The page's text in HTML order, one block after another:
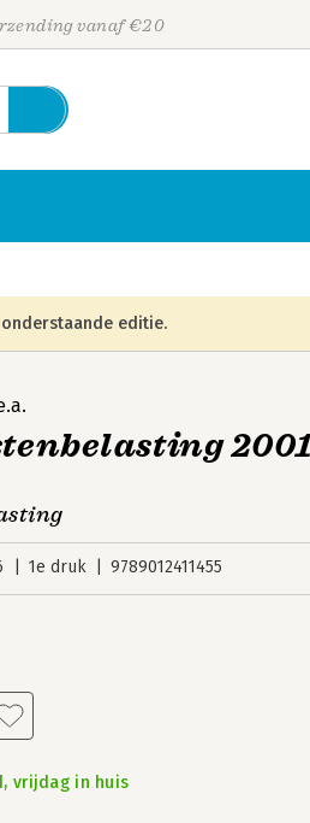
vanaf €20
editie.
1e druk 9789012411455
vrijdag in huis
Personen
Trefwoorden